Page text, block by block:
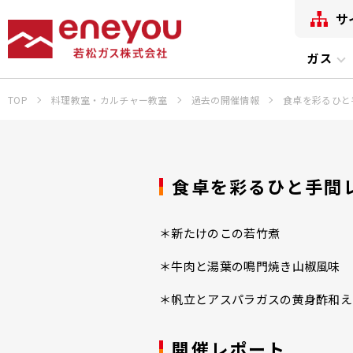
ガス
サ
TOP 料理教室・カルチャー教室 過去の開催情報 食卓を彩るひ
食卓を彩るひと手間
＊新たけのこの若竹煮
＊牛肉と湯葉の鳴門焼き山椒風味
＊帆立とアスパラガスの黄身酢和え